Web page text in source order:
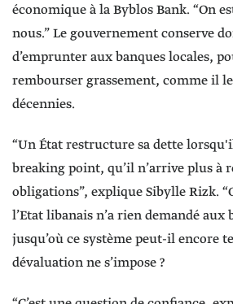
économique à la Byblos Bank. “On
nous.” Le gouvernement conserve
d’emprunter aux banques locales,
rembourser grassement, comme il
décennies.
“Un État restructure sa dette
breaking point, qu’il n’arrive plus à
obligations”, explique Sibylle Rizk.
l’Etat libanais n’a rien demandé aux
jusqu’où ce système peut-il encore
dévaluation ne s’impose ?